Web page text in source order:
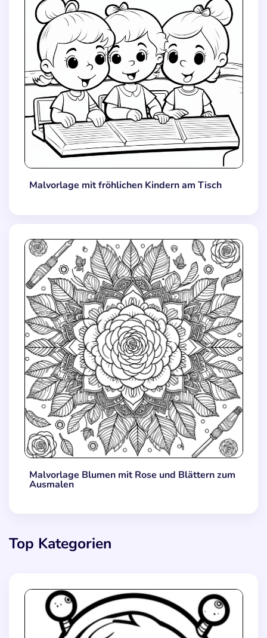
Malvorlage mit fröhlichen Kindern am Tisch
Malvorlage Blumen mit Rose und Blättern zum
Ausmalen
Top Kategorien